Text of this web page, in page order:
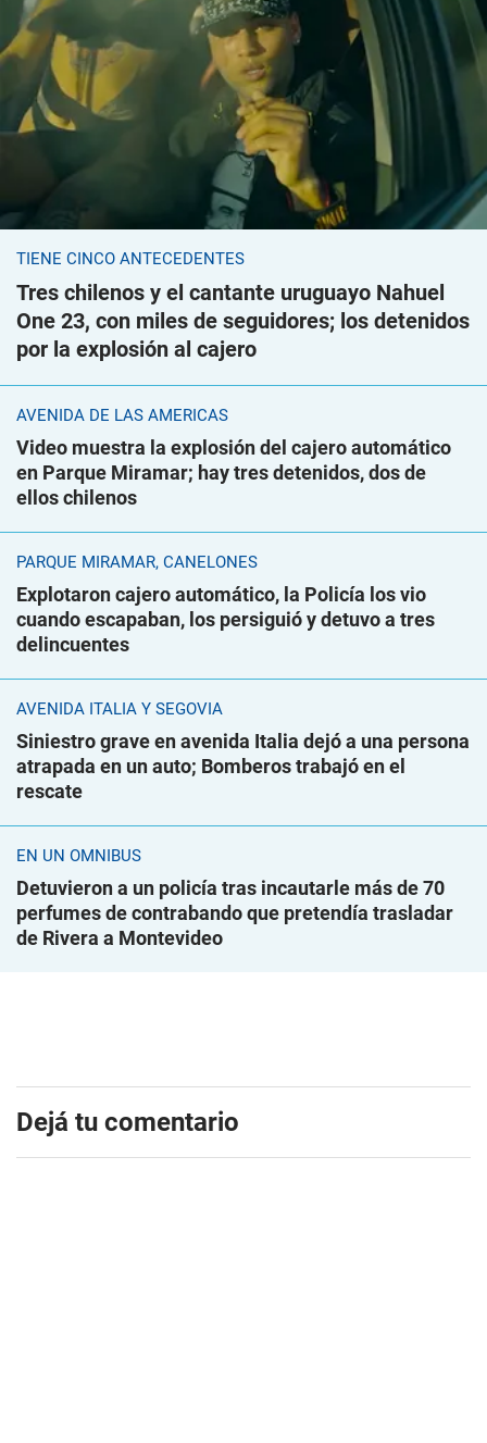
TIENE CINCO ANTECEDENTES
Tres chilenos y el cantante uruguayo Nahuel
One 23, con miles de seguidores; los detenidos
por la explosión al cajero
AVENIDA DE LAS AMÉRICAS
Video muestra la explosión del cajero automático
en Parque Miramar; hay tres detenidos, dos de
ellos chilenos
PARQUE MIRAMAR, CANELONES
Explotaron cajero automático, la Policía los vio
cuando escapaban, los persiguió y detuvo a tres
delincuentes
AVENIDA ITALIA Y SEGOVIA
Siniestro grave en avenida Italia dejó a una persona
atrapada en un auto; Bomberos trabajó en el
rescate
EN UN ÓMNIBUS
Detuvieron a un policía tras incautarle más de 70
perfumes de contrabando que pretendía trasladar
de Rivera a Montevideo
Dejá tu comentario